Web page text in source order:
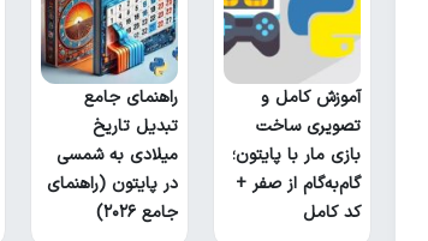
آموزش کامل و
تصویری ساخت
بازی مار با پایتون؛
گام‌به‌گام از صفر +
کد کامل
راهنمای جامع
تبدیل تاریخ
میلادی به شمسی
در پایتون (راهنمای
جامع ۲۰۲۶)